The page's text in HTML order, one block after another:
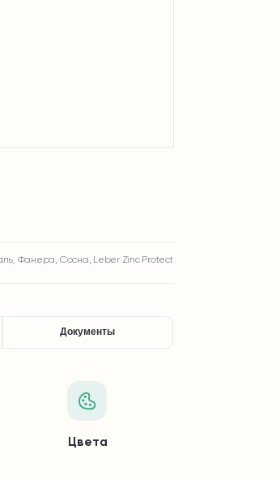
Фанера, Сосна, Leber Zinc Protect
Документы
Цвета